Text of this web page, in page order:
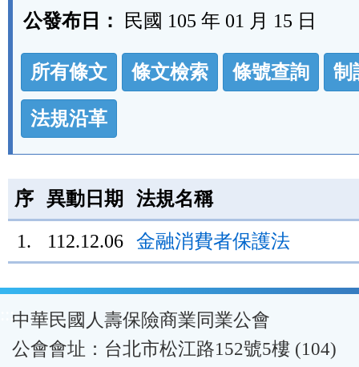
公發布日：
民國 105 年 01 月 15 日
法
規
功
能
按
鈕
區
所有條文 條文檢索 條號查詢 制
法規沿革
序 異動日期 法規名稱
1. 112.12.06 金融消費者保護法
:::中華民國人壽保險商業同業公會
公會會址：台北市松江路152號5樓 (104)